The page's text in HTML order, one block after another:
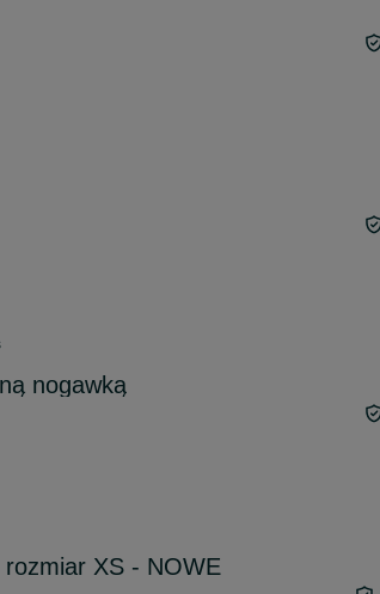
nogawką
XS - NOWE